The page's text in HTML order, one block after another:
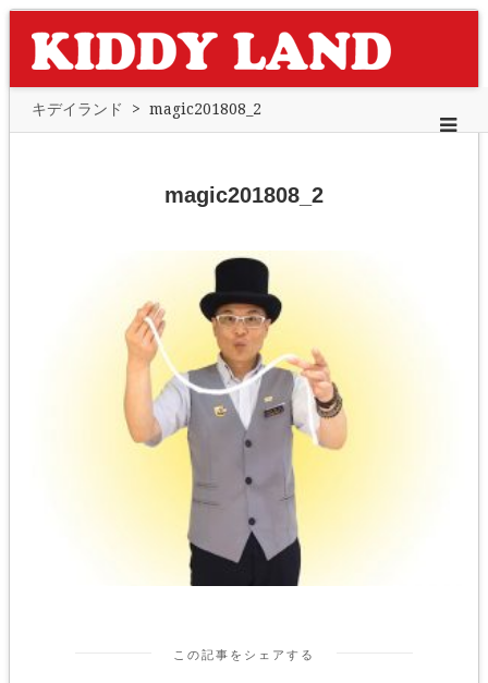
キデイランド > magic201808_2
magic201808_2
この記事をシェアする